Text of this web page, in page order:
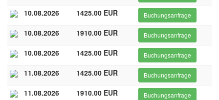
10.08.2026 1425.00 EUR Buchungsanfrage
10.08.2026 1910.00 EUR Buchungsanfrage
10.08.2026 1425.00 EUR Buchungsanfrage
11.08.2026 1425.00 EUR Buchungsanfrage
11.08.2026 1910.00 EUR Buchungsanfrage